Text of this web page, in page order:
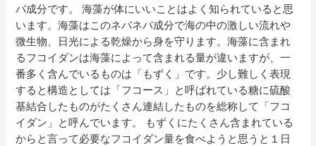
バ成分です。 海藻が体にいいことはよく知られていると思
います。海藻はこのネバネバ成分で海の中の激しい流れや
微生物、日光による乾燥から身を守ります。海藻に含まれ
るフコイダンは海藻によって含まれる量が違いますが、一
番多く含んでいるものは「もずく」です。少し難しく表現
すると構造としては「フコース」と呼ばれている糖に硫酸
基結合したものがたくさん連結したものを総称して「フコ
イダン」と呼んでいます。 もずくにたくさん含まれている
からと言って必要なフコイダン量を食べようと思うと１日